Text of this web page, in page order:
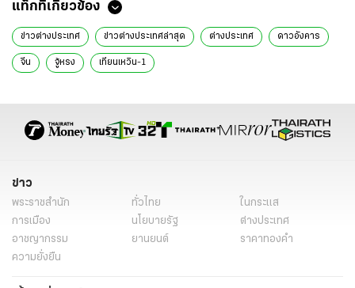
แท็กที่เกี่ยวข้อง
ข่าวต่างประเทศ ข่าวต่างประเทศล่าสุด ต่างประเทศ ดาวอังคาร
จีน จู้หรง เทียนเหวิน-1
ข่าว
พระราชสำนัก ทั่วไทย
ในกระแส
การเมือง
นโยบายรัฐ
ต่างประเทศ
อาชญากรรม
ยานยนต์
ราคาทองคำ
ความยั่งยืน